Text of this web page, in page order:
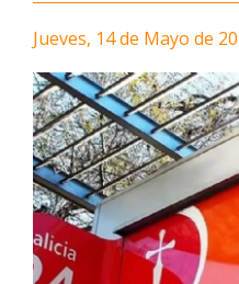
Jueves, 14 de Mayo de